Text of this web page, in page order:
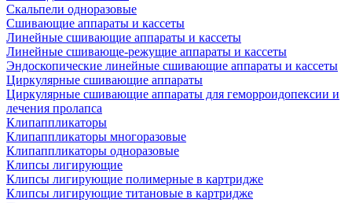
Скальпели одноразовые
Сшивающие аппараты и кассеты
Линейные сшивающие аппараты и кассеты
Линейные сшивающе-режущие аппараты и кассеты
Эндоскопические линейные сшивающие аппараты и кассеты
Циркулярные сшивающие аппараты
Циркулярные сшивающие аппараты для геморроидопексии и
лечения пролапса
Клипаппликаторы
Клипаппликаторы многоразовые
Клипаппликаторы одноразовые
Клипсы лигирующие
Клипсы лигирующие полимерные в картридже
Клипсы лигирующие титановые в картридже